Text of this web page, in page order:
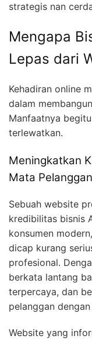
strategis nan
Mengapa
Lepas dari
Kehadiran online
dalam
Manfaatnya
terlewatkan.
Meningkatkan
Mata Pelanggan
Sebuah website
kredibilitas bisnis
konsumen
dicap kurang
profesional.
berkata lantang
terpercaya, dan
pelanggan
Website yang